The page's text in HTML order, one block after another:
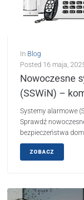
In Blog
Posted 16 maja,
Nowoczesne
(SSWiN) –
Systemy alarmowe
Sprawdź
bezpieczeństwa
ZOBACZ